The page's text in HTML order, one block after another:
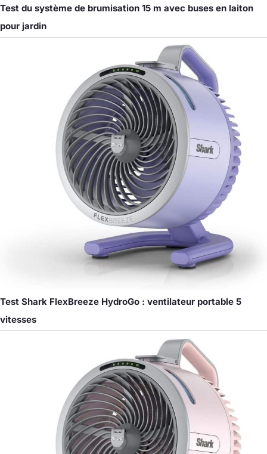
Test du système de brumisation 15 m avec buses en laiton
pour jardin
Test Shark FlexBreeze HydroGo : ventilateur portable 5
vitesses